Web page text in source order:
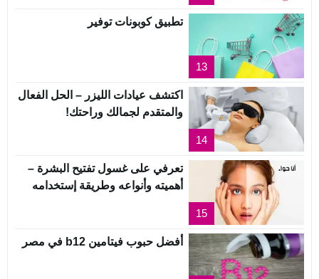
13
تطبيق كوبونات توفير
14
اكتشف عيادات الليزر – الحل الفعال
والمتقدم لجمالك وراحتك!
15
تعرفي على غسول تفتيح البشرة –
أهميته وأنواعه وطريقة إستخدامه
أفضل حبوب فيتامين b12 في مصر